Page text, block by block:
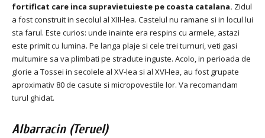
fortificat care inca supravietuieste pe coasta catalana. Zidul
a fost construit in secolul al XIII-lea. Castelul nu ramane si in locul lui
sta farul. Este curios: unde inainte era respins cu armele, astazi
este primit cu lumina. Pe langa plaje si cele trei turnuri, veti gasi
multumire sa va plimbati pe stradute inguste. Acolo, in perioada de
glorie a Tossei in secolele al XV-lea si al XVI-lea, au fost grupate
aproximativ 80 de casute si micropovestile lor. Va recomandam
turul ghidat.
Albarracin (Teruel)